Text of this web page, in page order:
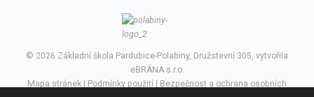
© 2026 Základní škola Pardubice-Polabiny, Družstevní 305, vytvořila
eBRÁNA s.r.o.
Mapa stránek | Podmínky použití | Bezpečnost a ochrana osobních